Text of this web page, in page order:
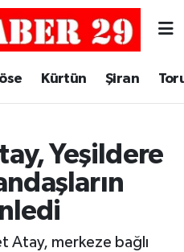
Kürtün Şiran
Yeşildere
Atay, merkeze bağlı
Haritası
ve Fikstür